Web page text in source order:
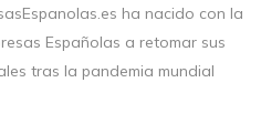
ha nacido con la
Españolas a retomar sus
tras la pandemia mundial